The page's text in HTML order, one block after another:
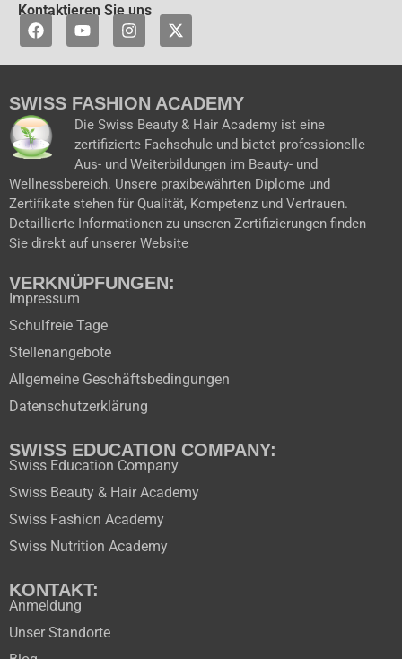
Kontaktieren Sie uns
F
a
e
o
o
k
Y
o
t
b
e
I
n
t
g
r
a
m
X
-
w
t
t
e
r
SWISS FASHION ACADEMY
Die Swiss Beauty & Hair Academy ist eine
zertifizierte Fachschule und bietet professionelle
Aus- und Weiterbildungen im Beauty- und
Wellnessbereich. Unsere praxibewährten Diplome und
Zertifikate stehen für Qualität, Kompetenz und Vertrauen.
Detaillierte Informationen zu unseren Zertifizierungen finden
Sie direkt auf unserer Website
VERKNÜPFUNGEN:
Impressum
Schulfreie Tage
Stellenangebote
Allgemeine Geschäftsbedingungen
Datenschutzerklärung
SWISS EDUCATION COMPANY:
Swiss Education Company
Swiss Beauty & Hair Academy
Swiss Fashion Academy
Swiss Nutrition Academy
KONTAKT:
Anmeldung
Unser Standorte